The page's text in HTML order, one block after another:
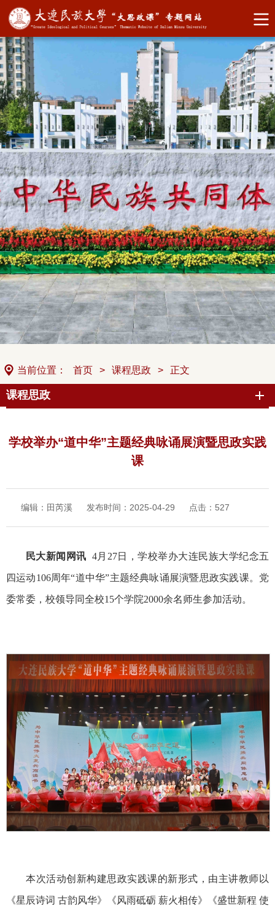
当前位置： 首页 > 课程思政 > 正文
课程思政
学校举办“道中华”主题经典咏诵展演暨思政实践
课
编辑：田芮溪 发布时间：2025-04-29 点击： 527
民大新闻网讯 4月27日，学校举办大连民族大学纪念五
四运动106周年“道中华”主题经典咏诵展演暨思政实践课。党
委常委，校领导同全校15个学院2000余名师生参加活动。
本次活动创新构建思政实践课的新形式，由主讲教师以
《星辰诗词 古韵风华》《风雨砥砺 薪火相传》《盛世新程 使